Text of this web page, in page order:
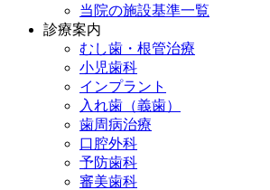
当院の施設基準一覧
診療案内
むし歯・根管治療
小児歯科
インプラント
入れ歯（義歯）
歯周病治療
口腔外科
予防歯科
審美歯科